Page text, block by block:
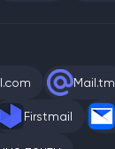
Mail.tm
Firstmail